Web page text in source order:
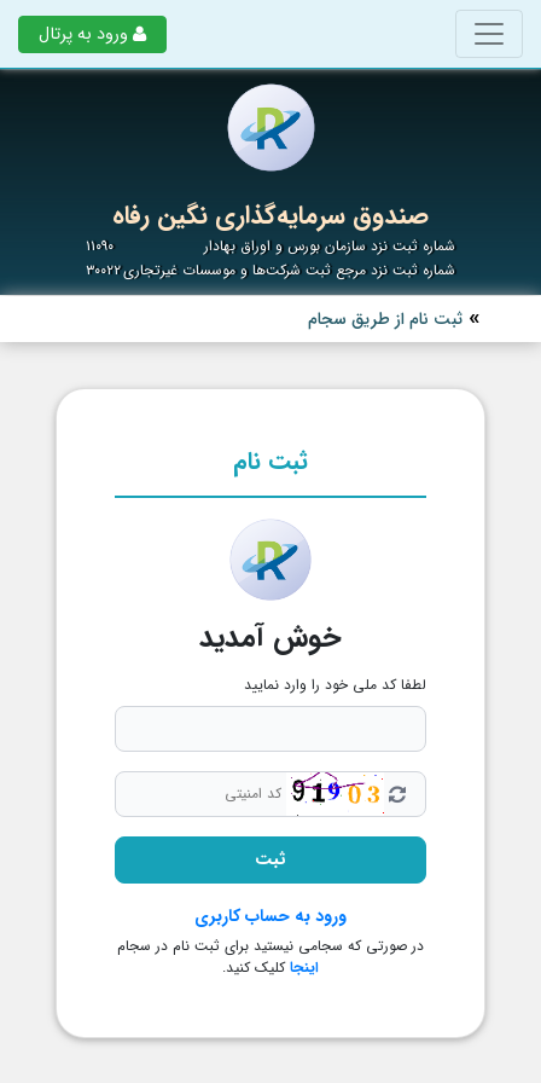
ورود به پرتال
صندوق سرمایه‌گذاری نگین رفاه
شماره ثبت نزد سازمان بورس و اوراق بهادار
۱۱۰۹۰
شماره ثبت نزد مرجع ثبت شرکت‌ها و موسسات غیرتجاری۳۰۰۲۲
ثبت نام از طریق سجام
ثبت نام
خوش آمدید
لطفا کد ملی خود را وارد نمایید
ورود به حساب کاربری
در صورتی که سجامی نیستید برای ثبت نام در سجام
اینجاکلیک کنید.